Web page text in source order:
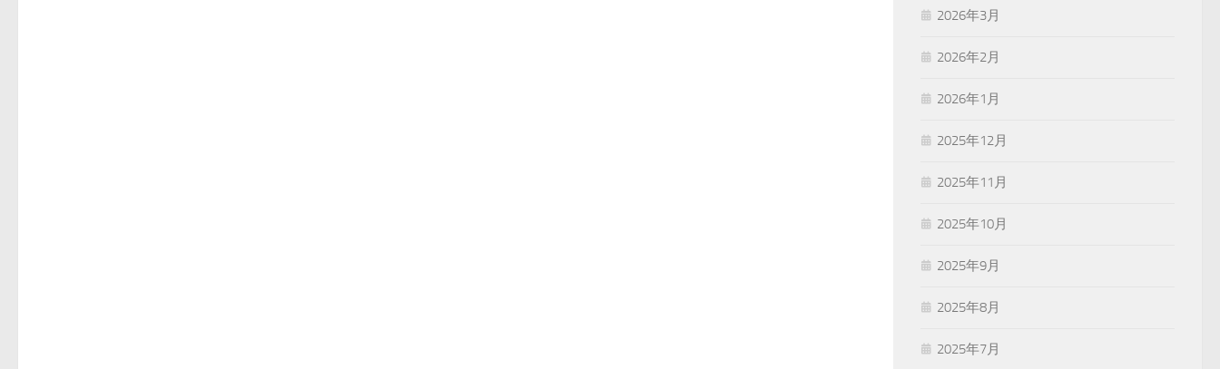
2026年3月
2026年2月
2026年1月
2025年12月
2025年11月
2025年10月
2025年9月
2025年8月
2025年7月